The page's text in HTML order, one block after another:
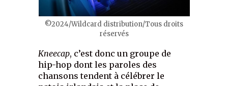
©2024/Wildcard distribution/Tous droits
réservés
Kneecap, c’est donc un groupe de
hip-hop dont les paroles des
chansons tendent à célébrer le